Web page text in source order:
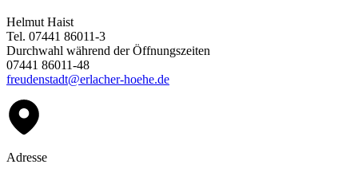
Helmut Haist
Tel. 07441 86011-3
Durchwahl während der Öffnungszeiten
07441 86011-48
freudenstadt@erlacher-hoehe.de
Adresse